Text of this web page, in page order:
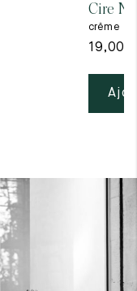
Cire
crême
19,00